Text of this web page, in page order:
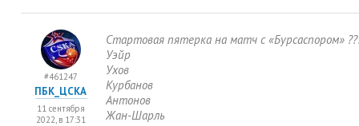
Стартовая пятерка на матч с «Бурсаспором»
Уэйр
Ухов
Курбанов
Антонов
Жан-Шарль
#461247
ПБК_ЦСКА
11 сентября
2022, в 17:31